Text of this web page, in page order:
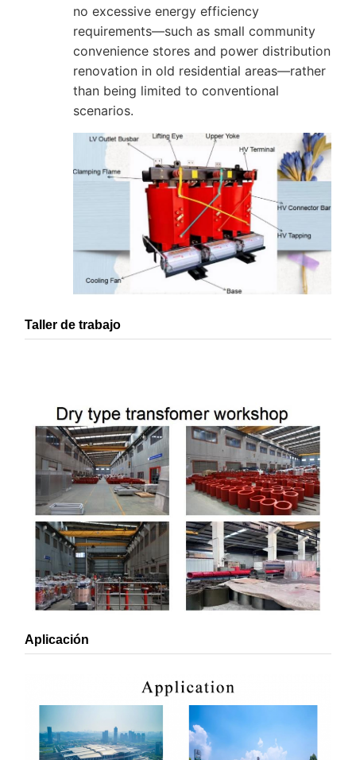
no excessive energy efficiency
requirements—such as small community
convenience stores and power distribution
renovation in old residential areas—rather
than being limited to conventional
scenarios.
Taller de trabajo
Aplicación